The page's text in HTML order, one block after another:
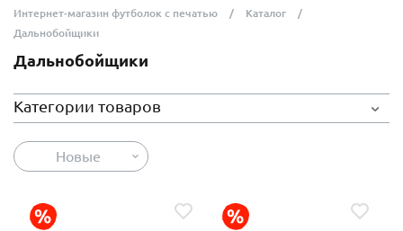
Интернет-магазин футболок с печатью
Каталог
Дальнобойщики
Дальнобойщики
Категории товаров
Новые